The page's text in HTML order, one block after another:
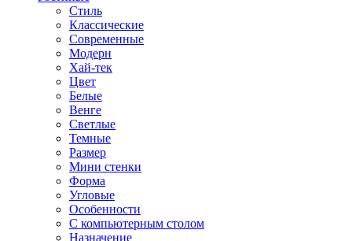
Стиль
Классические
Современные
Модерн
Хай-тек
Цвет
Белые
Венге
Светлые
Темные
Размер
Мини стенки
Форма
Угловые
Особенности
С компьютерным столом
Назначение